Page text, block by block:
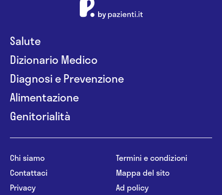
Salute
Dizionario Medico
Diagnosi e Prevenzione
Alimentazione
Genitorialità
Chi siamo
Contattaci
Privacy
Termini e condizioni
Mappa del sito
Ad policy